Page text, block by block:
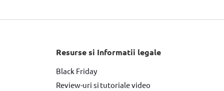
Suflanta aer cald YATO
Makita Accesorii scule electrice
Resurse si Informatii legale
Black Friday
Review-uri si tutoriale video